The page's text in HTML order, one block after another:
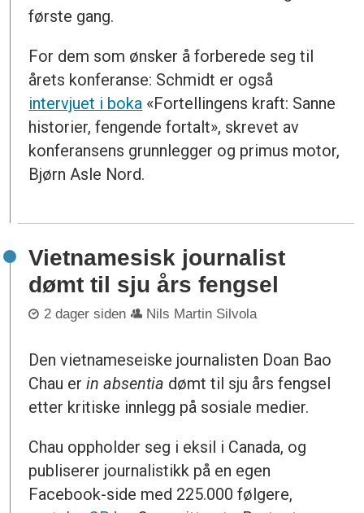
første gang.
For dem som ønsker å forberede seg til
årets konferanse: Schmidt er også
intervjuet i boka «Fortellingens kraft: Sanne
historier, fengende fortalt», skrevet av
konferansens grunnlegger og primus motor,
Bjørn Asle Nord.
Vietnamesisk journalist
dømt til sju års fengsel
2 dager siden Nils Martin Silvola
Den vietnameseiske journalisten Doan Bao
Chau erin absentia dømt til sju års fengsel
etter kritiske innlegg på sosiale medier.
Chau oppholder seg i eksil i Canada, og
publiserer journalistikk på en egen
Facebook-side med 225.000 følgere,